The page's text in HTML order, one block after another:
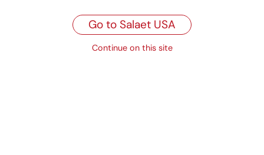
Cartonaje
Blondas y rodales
de papel
Go to Salaet USA
Continue on this site